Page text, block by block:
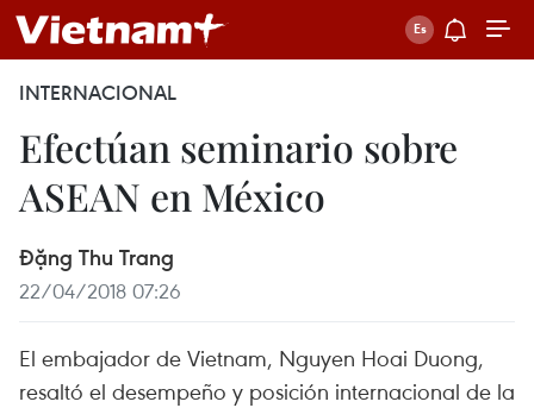
INTERNACIONAL
Efectúan seminario sobre
ASEAN en México
Đặng Thu Trang
22/04/2018 07:26
El embajador de Vietnam, Nguyen Hoai Duong,
resaltó el desempeño y posición internacional de la